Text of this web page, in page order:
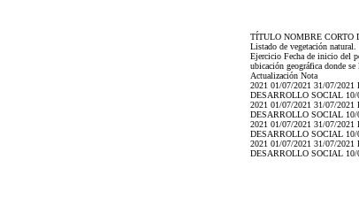
TÍTULO NOMBRE CORTO
Listado de vegetación
Ejercicio Fecha de inicio del
ubicación geográfica donde
Actualización Nota
2021 01/07/2021 31/07/
DESARROLLO SOCIAL 10/
2021 01/07/2021 31/07/
DESARROLLO SOCIAL 10/
2021 01/07/2021 31/07/
DESARROLLO SOCIAL 10/
2021 01/07/2021 31/07/
DESARROLLO SOCIAL 10/